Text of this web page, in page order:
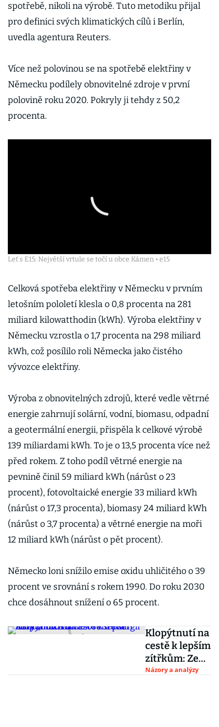
spotřebě, nikoli na výrobě. Tuto metodiku přijal
pro definici svých klimatických cílů i Berlín,
uvedla agentura Reuters.
Více než polovinou se na spotřebě elektřiny v
Německu podílely obnovitelné zdroje v první
polovině roku 2020. Pokryly ji tehdy z 50,2
procenta.
Leť s E15: Největší vrtule se točí u obce Kámen • e15
Celková spotřeba elektřiny v Německu v prvním
letošním pololetí klesla o 0,8 procenta na 281
miliard kilowatthodin (kWh). Výroba elektřiny v
Německu vzrostla o 1,7 procenta na 298 miliard
kWh, což posílilo roli Německa jako čistého
vývozce elektřiny.
Výroba z obnovitelných zdrojů, které vedle větrné
energie zahrnují solární, vodní, biomasu, odpadní
a geotermální energii, přispěla k celkové výrobě
139 miliardami kWh. To je o 13,5 procenta více než
před rokem. Z toho podíl větrné energie na
pevnině činil 59 miliard kWh (nárůst o 23
procent), fotovoltaické energie 33 miliard kWh
(nárůst o 17,3 procenta), biomasy 24 miliard kWh
(nárůst o 3,7 procenta) a větrné energie na moři
12 miliard kWh (nárůst o pět procent).
Německo loni snížilo emise oxidu uhličitého o 39
procent ve srovnání s rokem 1990. Do roku 2030
chce dosáhnout snížení o 65 procent.
Klopýtnutí na
cestě k lepším
zítřkům: Ze
zdražování
Názory a analýzy